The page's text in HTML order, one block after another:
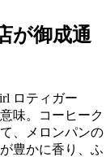
が御成通
ロティガー
味。コーヒーク
、メロンパンの
豊かに香り、ふ